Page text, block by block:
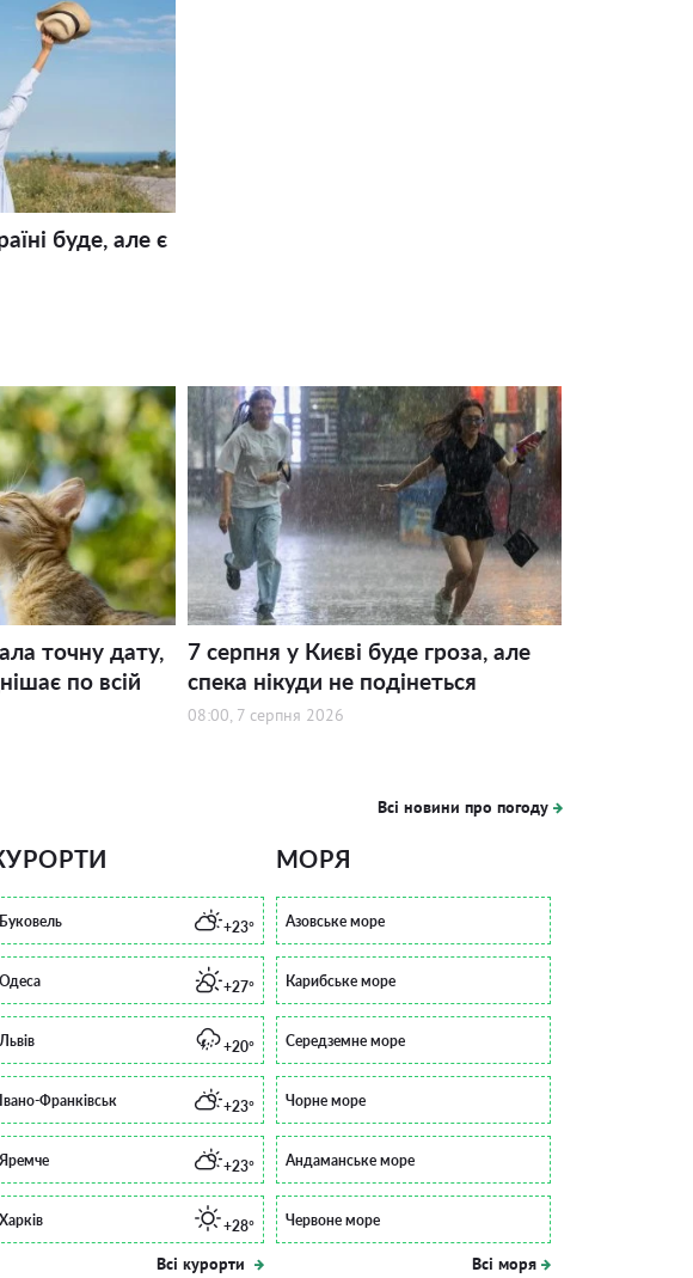
буде, але є
точну дату,
по всій
7 серпня у Києві буде гроза, але
спека нікуди не подінеться
08:00, 7 серпня 2026
Всі новини про погоду
Буковель +23°
Одеса +27°
Львів +20°
Івано-Франківськ +23°
Яремче +23°
Харків +28°
Всі курорти
МОРЯ
Азовське море
Карибське море
Середземне море
Чорне море
Андаманське море
Червоне море
Всі моря